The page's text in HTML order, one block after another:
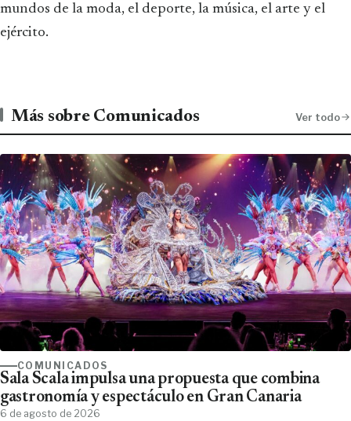
mundos de la moda, el deporte, la música, el arte y el
ejército.
Más sobre Comunicados Ver todo
COMUNICADOS
Sala Scala impulsa una propuesta que combina
gastronomía y espectáculo en Gran Canaria
6 de agosto de 2026